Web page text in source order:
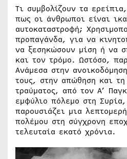
Τι συμβολίζουν τα
πως οι άνθρωποι είναι
αυτοκαταστροφή;
προπαγάνδα, για να
να ξεσηκώσουν μίση ή να
και τον τρόμο. Ωστόσο,
Ανάμεσα στην
τους, στην απώθηση και τη
τραύματος, από τον Α’
εμφύλιο πόλεμο στη
παρουσιάζει μια
πολέμου στη σύγχρονη
τελευταία εκατό χρόνια.